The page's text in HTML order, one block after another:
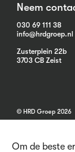
Om de beste
Neem
030 69 111 38
info@hrdgroep.nl
Zusterplein 22b
3703 CB Zeist
© HRD Groep 2026